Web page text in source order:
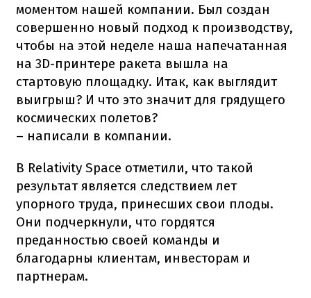
моментом нашей компании. Был создан
совершенно новый подход к производству,
чтобы на этой неделе наша напечатанная
на 3D-принтере ракета вышла на
стартовую площадку. Итак, как выглядит
выигрыш? И что это значит для грядущего
космических полетов?
– написали в компании.
В Relativity Space отметили, что такой
результат является следствием лет
упорного труда, принесших свои плоды.
Они подчеркнули, что гордятся
преданностью своей команды и
благодарны клиентам, инвесторам и
партнерам.